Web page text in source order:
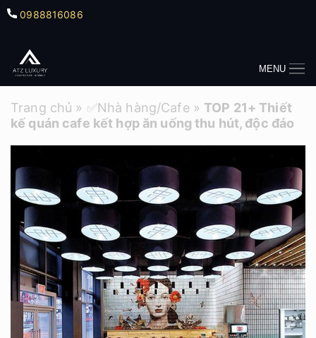
0988816086
MENU
Trang chủ » ✅Nhà hàng/Cafe» TOP 21+ Thiết
kế quán cafe kết hợp ăn uống thu hút, độc đáo